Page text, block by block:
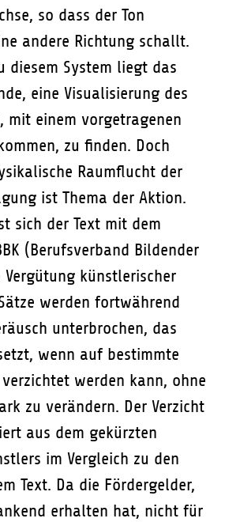
so dass der Ton
andere Richtung schallt.
diesem System liegt das
eine Visualisierung des
mit einem vorgetragenen
zu finden. Doch
Raumflucht der
ist Thema der Aktion.
sich der Text mit dem
(Berufsverband Bildender
künstlerischer
werden fortwährend
unterbrochen, das
wenn auf bestimmte
werden kann, ohne
zu verändern. Der Verzicht
aus dem gekürzten
im Vergleich zu den
Text. Da die Fördergelder,
erhalten hat, nicht für